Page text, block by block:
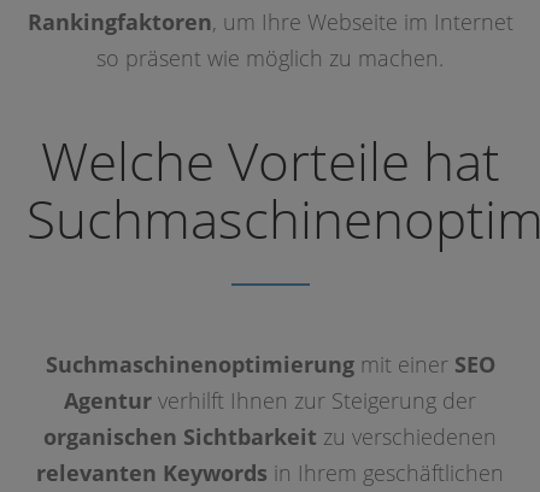
Rankingfaktoren, um Ihre Webseite im Internet
so präsent wie möglich zu machen.
Welche Vorteile hat
Suchmaschinenoptimierungmit einer SEO
Agentur verhilft Ihnen zur Steigerung der
organischen Sichtbarkeit zu verschiedenen
relevanten Keywords in Ihrem geschäftlichen